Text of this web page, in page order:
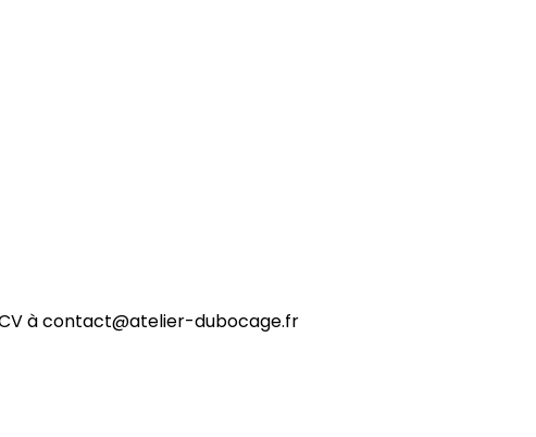
à contact@atelier-dubocage.fr